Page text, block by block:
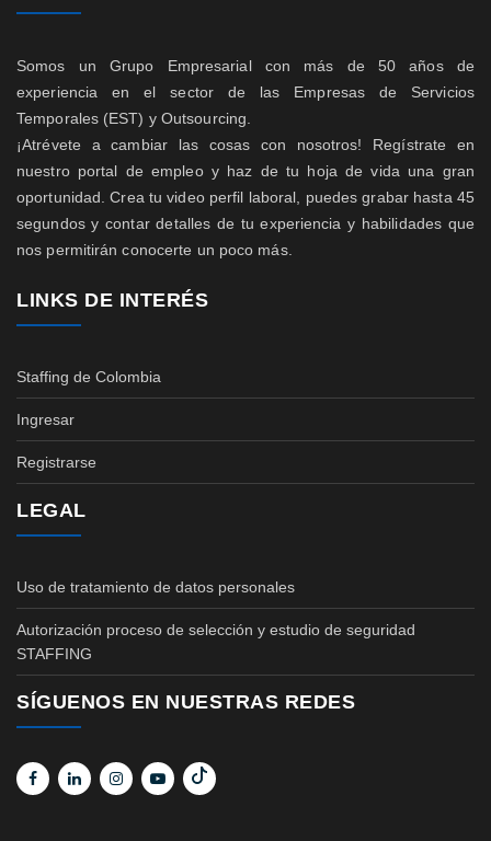
Somos un Grupo Empresarial con más de 50 años de
experiencia en el sector de las Empresas de Servicios
Temporales (EST) y Outsourcing.
¡Atrévete a cambiar las cosas con nosotros! Regístrate en
nuestro portal de empleo y haz de tu hoja de vida una gran
oportunidad. Crea tu video perfil laboral, puedes grabar hasta 45
segundos y contar detalles de tu experiencia y habilidades que
nos permitirán conocerte un poco más.
LINKS DE INTERÉS
Staffing de Colombia
Ingresar
Registrarse
LEGAL
Uso de tratamiento de datos personales
Autorización proceso de selección y estudio de seguridad
STAFFING
SÍGUENOS EN NUESTRAS REDES